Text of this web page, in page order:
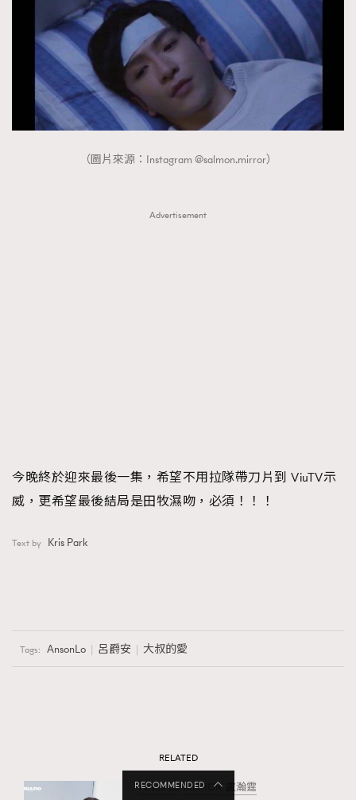
（圖片來源：Instagram @salmon.mirror）
Advertisement
今晚終於迎來最後一集，希望不用拉隊帶刀片到 ViuTV示
威，更希望最後結局是田牧濕吻，必須！！！
Text by Kris Park
Tags: AnsonLo 呂爵安 大叔的愛
RELATED
Anson Lo MIRROR 盧瀚霆
RECOMMENDED